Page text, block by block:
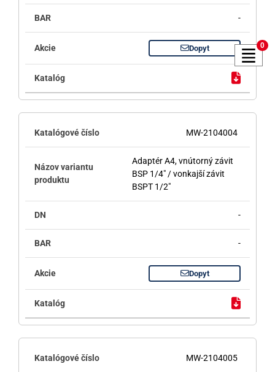
-
Dopyt
MW-2104004
Adaptér A4, vnútorný závit
BSP 1/4" / vonkajší závit
BSPT 1/2"
-
-
Dopyt
MW-2104005
0